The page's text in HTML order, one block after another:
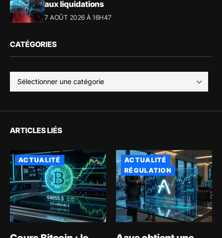
aux liquidations
7 AOÛT 2026 À 16H47
CATÉGORIES
ARTICLES LIÉS
ACTUALITÉ
ACTUALITÉ
RÉGULATION